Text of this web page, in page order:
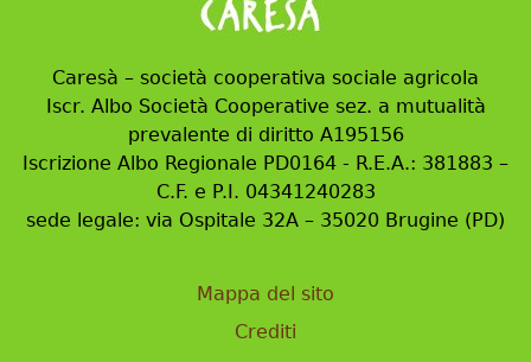
Caresà – società cooperativa sociale agricola
Iscr. Albo Società Cooperative sez. a mutualità
prevalente di diritto A195156
Iscrizione Albo Regionale PD0164 - R.E.A.: 381883 –
C.F. e P.I. 04341240283
sede legale: via Ospitale 32A – 35020 Brugine (PD)
Mappa del sito
Crediti